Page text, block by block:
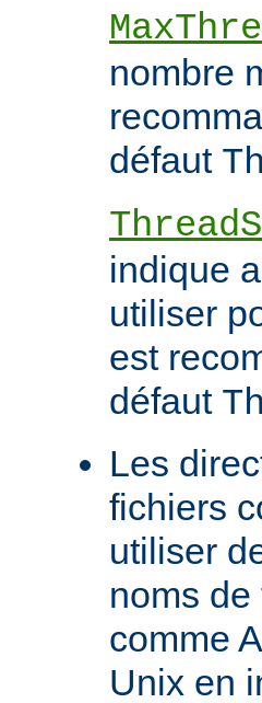
nombre
défaut
indique
utiliser
est
défaut
Les
fichiers
utiliser
noms
comme
Unix en